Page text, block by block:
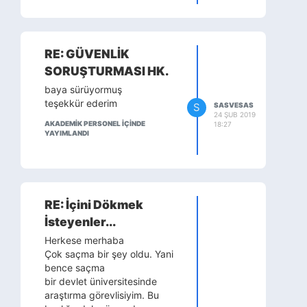
EN AZINDAN DENE
RE: GÜVENLİK
SORUŞTURMASI HK.
baya sürüyormuş
teşekkür ederim
AKADEMİK PERSONEL IÇINDE
YAYIMLANDI
S
SASVESAS
24 ŞUB 2019
18:27
RE: İçini Dökmek
İsteyenler...
Herkese merhaba
Çok saçma bir şey oldu. Yani
bence saçma
bir devlet üniversitesinde
araştırma görevlisiyim. Bu